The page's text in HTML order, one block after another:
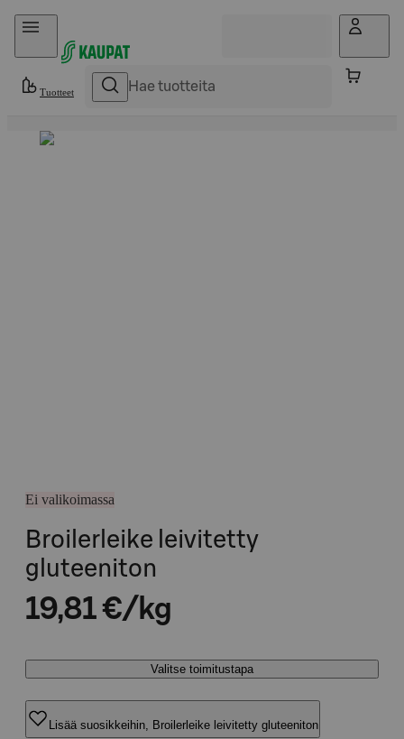
Hyppää sisältöön
Tuotteet
Ei valikoimassa
Broilerleike leivitetty
gluteeniton
19,81 €/kg
Valitse toimitustapa
Lisää suosikkeihin, Broilerleike leivitetty gluteeniton